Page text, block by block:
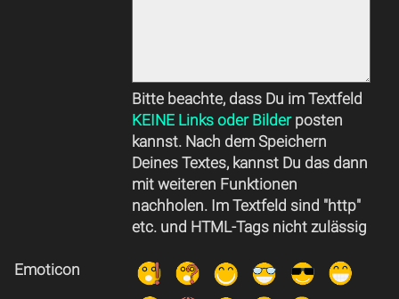
Bitte beachte, dass Du im Textfeld
KEINE Links oder Bilderposten
kannst. Nach dem Speichern
Deines Textes, kannst Du das dann
mit weiteren Funktionen
nachholen. Im Textfeld sind "http"
etc. und HTML-Tags nicht zulässig
Emoticon